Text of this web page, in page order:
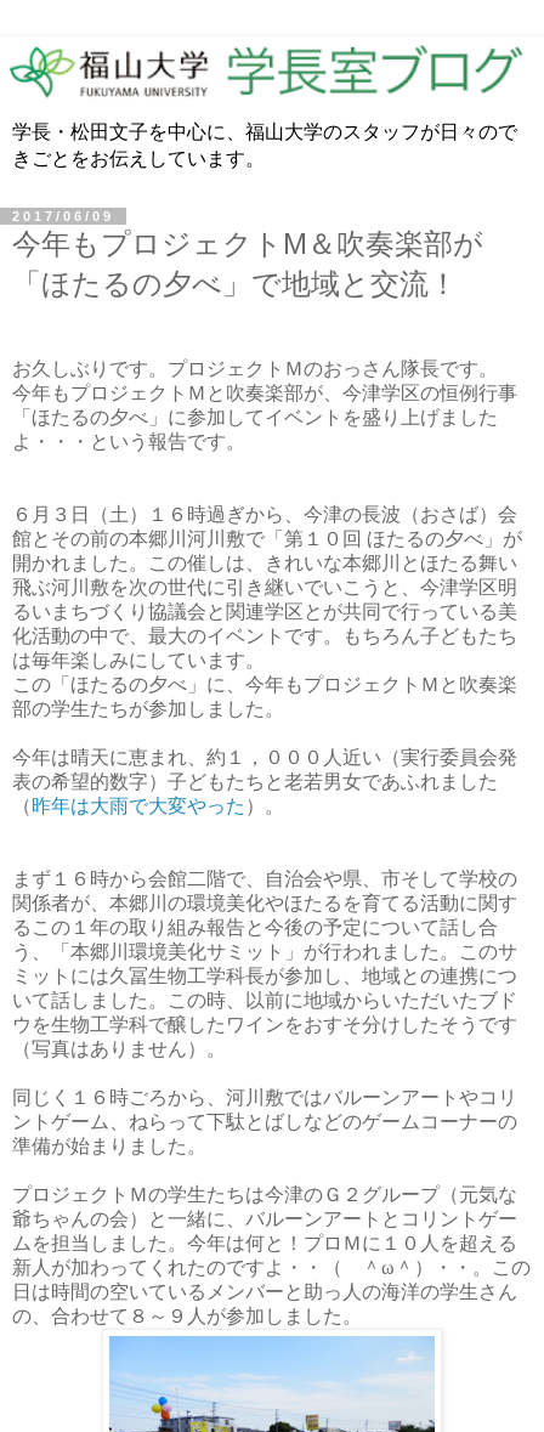
学長・松田文子を中心に、福山大学のスタッフが日々ので
きごとをお伝えしています。
2017/06/09
今年もプロジェクトM＆吹奏楽部が
「ほたるの夕べ」で地域と交流！
お久しぶりです。プロジェクトＭのおっさん隊長です。
今年もプロジェクトＭ と吹奏楽部が、今津学区の恒例行事
「ほたるの夕べ」に参加してイベントを盛り上げました
よ・・・という報告です。
６月３ 日（土）１６ 時過ぎから、今津の長波（おさば）会
館とその前の本郷川河川敷で「第１０ 回 ほたるの夕べ」が
開かれました。この催しは、きれいな本郷川とほたる舞い
飛ぶ河川敷を次の世代に引き継いでいこうと、今津学区明
るいまちづくり協議会と関連学区とが共同で行っている美
化活動の中で、最大のイベントです。もちろん子どもたち
は毎年楽しみにしています。
この「ほたるの夕べ」に、今年もプロジェクトＭ と吹奏楽
部の学生たちが参加しました。
今年は晴天に恵まれ、約１，０００ 人近い（実行委員会発
表の希望的数字）子どもたちと老若男女であふれました
（昨年は大雨で大変やった ）。
まず１６時から会館二階で、自治会や県、市そして学校の
関係者が、本郷川の環境美化やほたるを育てる活動に関す
るこの１ 年の取り組み報告と今後の予定について話し合
う、「本郷川環境美化サミット」が行われました。このサ
ミットには久冨生物工学科長が参加し、地域との連携につ
いて話しました。この時、以前に地域からいただいたブド
ウを生物工学科で醸したワインをおすそ分けしたそうです
（写真はありません）。
同じく１６ 時ごろから、河川敷ではバルーンアートやコリ
ントゲーム、ねらって下駄とばしなどのゲームコーナーの
準備が始まりました。
プロジェクトＭの学生たちは今津のＧ２ グループ（元気な
爺ちゃんの会）と一緒に、バルーンアートとコリントゲー
ムを担当しました。今年は何と！プロＭに１０ 人を超える
新人が加わってくれたのですよ・・（ ＾ω＾）・・。この
日は時間の空いているメンバーと助っ人の海洋の学生さん
の、合わせて８ ～９ 人が参加しました。